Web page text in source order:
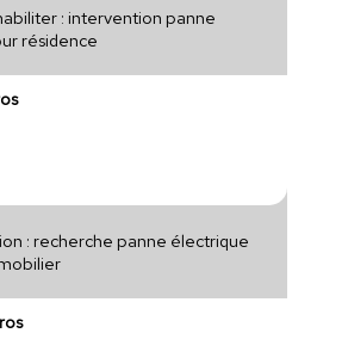
: intervention panne
résidence
: recherche panne électrique